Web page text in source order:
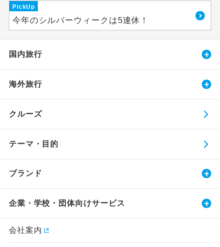
PickUp
今年のシルバーウィークは5連休！
国内旅行
海外旅行
クルーズ
テーマ・目的
ブランド
企業・学校・団体向けサービス
会社案内